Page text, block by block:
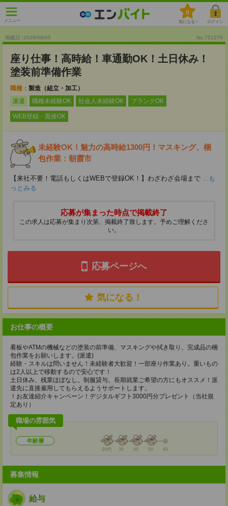
メニュー
0
気になる！ ログイン
掲載日 :2026/08/05 No.751278
座り仕事！高時給！車通勤OK！土日休み！
塗装前準備作業
職種： 製造（組立・加工）
派遣
職種未経験OK 社会人未経験OK ブランクOK
WEB登録・面接OK
未経験OK！魅力の高時給1300円！マスキング、梱
包作業：朝霞市
【来社不要！電話もしくはWEBで登録OK！】わざわざ会場まで ...も
っとみる
応募が集まった時点で掲載終了
この求人は応募が集まり次第、掲載終了致します。予めご理解くださ
い。
応募ページへ
気になる！
お仕事の概要
看板やATMの機械などの塗装の前準備、マスキングや拭き取り、完成品の梱
包作業をお願いします。(派遣)
経験・スキルは問いません！未経験者大歓迎！一部座り作業あり。重いもの
は2人以上で移動するので安心です！
土日休み、残業ほぼなし。制服貸与。長期就業ご希望の方にもオススメ！派
遣先に直接雇用してもらえるようサポートします。
！お友達紹介キャンペーン！デジタルギフト3000円分プレゼント（当社規
定あり）
職場の雰囲気
年齢層
20代 30 40 50 60
募集情報
給与